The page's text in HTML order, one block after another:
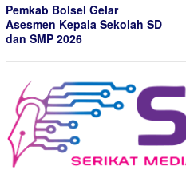
Pemkab Bolsel Gelar
Asesmen Kepala Sekolah SD
dan SMP 2026